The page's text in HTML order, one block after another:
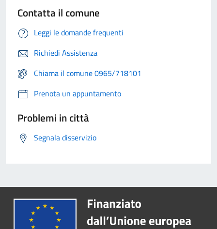
Contatta il comune
Leggi le domande frequenti
Richiedi Assistenza
Chiama il comune 0965/718101
Prenota un appuntamento
Problemi in città
Segnala disservizio